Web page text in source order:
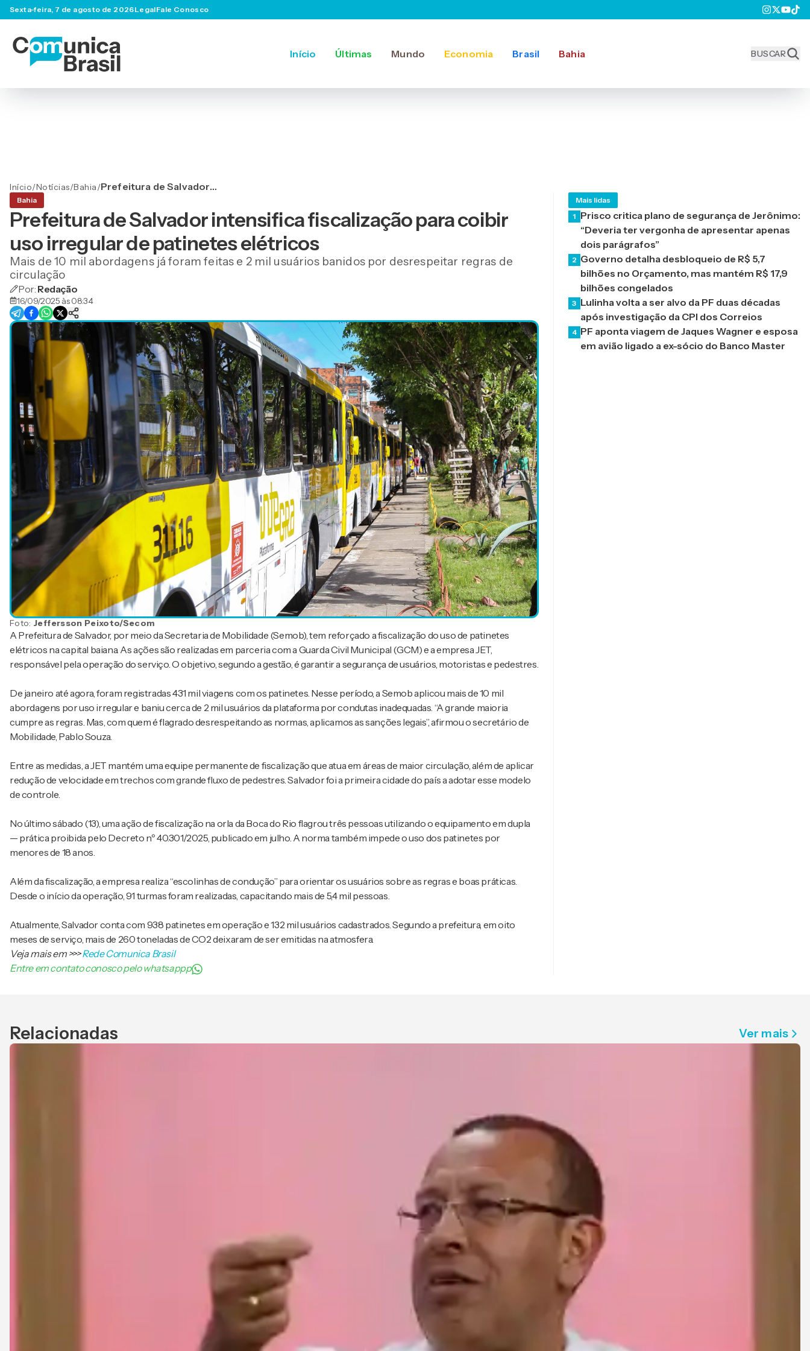
Sexta-feira, 7 de agosto de 2026LegalFale Conosco
Início Últimas Mundo Economia Brasil Bahia BUSCAR
Início/Notícias/Bahia/Prefeitura de Salvador
para coibir uso irregular de
patinetes elétricos
Bahia
Prefeitura de Salvador intensifica fiscalização para coibir
uso irregular de patinetes elétricos
Mais de 10 mil abordagens já foram feitas e 2 mil usuários banidos por desrespeitar regras de
circulação
Por: Redação
16/09/2025 às 08:34
Foto: Jeffersson Peixoto/Secom
A Prefeitura de Salvador, por meio da Secretaria de Mobilidade (Semob), tem reforçado a fiscalização do uso de patinetes
elétricos na capital baiana. As ações são realizadas em parceria com a Guarda Civil Municipal (GCM) e a empresa JET,
responsável pela operação do serviço. O objetivo, segundo a gestão, é garantir a segurança de usuários, motoristas e pedestres.
De janeiro até agora, foram registradas 431 mil viagens com os patinetes. Nesse período, a Semob aplicou mais de 10 mil
abordagens por uso irregular e baniu cerca de 2 mil usuários da plataforma por condutas inadequadas. “A grande maioria
cumpre as regras. Mas, com quem é flagrado desrespeitando as normas, aplicamos as sanções legais”, afirmou o secretário de
Mobilidade, Pablo Souza.
Entre as medidas, a JET mantém uma equipe permanente de fiscalização que atua em áreas de maior circulação, além de aplicar
redução de velocidade em trechos com grande fluxo de pedestres. Salvador foi a primeira cidade do país a adotar esse modelo
de controle.
No último sábado (13), uma ação de fiscalização na orla da Boca do Rio flagrou três pessoas utilizando o equipamento em dupla
— prática proibida pelo Decreto nº 40.301/2025, publicado em julho. A norma também impede o uso dos patinetes por
menores de 18 anos.
Além da fiscalização, a empresa realiza “escolinhas de condução” para orientar os usuários sobre as regras e boas práticas.
Desde o início da operação, 91 turmas foram realizadas, capacitando mais de 5,4 mil pessoas.
Atualmente, Salvador conta com 938 patinetes em operação e 132 mil usuários cadastrados. Segundo a prefeitura, em oito
meses de serviço, mais de 260 toneladas de CO2 deixaram de ser emitidas na atmosfera.
Veja mais em>>>Rede Comunica Brasil
Entre em contato conosco pelo whatsappp
Mais lidas
1 Prisco critica plano de segurança de Jerônimo:
“Deveria ter vergonha de apresentar apenas
dois parágrafos”
2 Governo detalha desbloqueio de R$ 5,7
bilhões no Orçamento, mas mantém R$ 17,9
bilhões congelados
3 Lulinha volta a ser alvo da PF duas décadas
após investigação da CPI dos Correios
4 PF aponta viagem de Jaques Wagner e esposa
em avião ligado a ex-sócio do Banco Master
Relacionadas Ver mais